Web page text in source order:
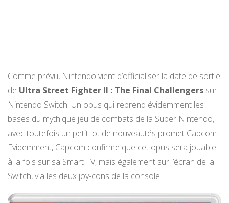
Comme prévu, Nintendo vient d’officialiser la date de sortie
de Ultra Street Fighter II : The Final Challengers sur
Nintendo Switch. Un opus qui reprend évidemment les
bases du mythique jeu de combats de la Super Nintendo,
avec toutefois un petit lot de nouveautés promet Capcom.
Evidemment, Capcom confirme que cet opus sera jouable
à la fois sur sa Smart TV, mais également sur l’écran de la
Switch, via les deux joy-cons de la console.